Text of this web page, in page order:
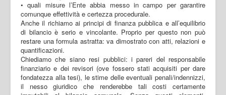
• quali misure l’Ente abbia messo in campo per garantire
comunque effettività e certezza procedurale.
Anche il richiamo ai principi di finanza pubblica e all’equilibrio
di bilancio è serio e vincolante. Proprio per questo non può
restare una formula astratta: va dimostrato con atti, relazioni e
quantificazioni.
Chiediamo che siano resi pubblici: i pareri del responsabile
finanziario e dei revisori (ove fossero stati acquisiti per dare
fondatezza alla tesi), le stime delle eventuali penali/indennizzi,
il nesso giuridico che renderebbe tali costi certamente